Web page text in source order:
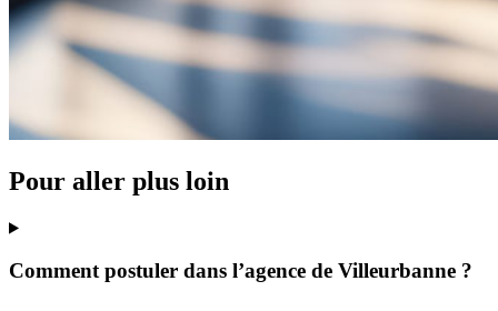
Pour aller plus loin
Comment postuler dans l’agence de Villeurbanne ?